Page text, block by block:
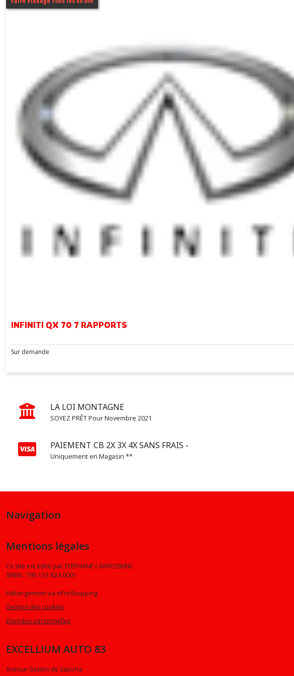
INFINITI QX 70 7 RAPPORTS
Sur demande
LA LOI MONTAGNE
SOYEZ PRÊT Pour Novembre 2021
PAIEMENT CB 2X 3X 4X SANS FRAIS -
Uniquement en Magasin **
QX
résultats
Navigation
Mentions légales
Ce site est édité par STEPHANE CARROSSERIE.
SIREN : 795 153 824 0001
Hébergement via eProShopping
Gestion des cookies
Données personnelles
EXCELLIUM AUTO 83
Avenue Gaston de Saporta